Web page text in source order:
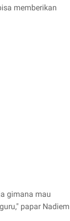
memberikan
gimana mau
papar Nadiem